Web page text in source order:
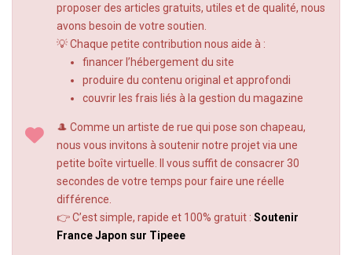
proposer des articles gratuits, utiles et de qualité, nous
avons besoin de votre soutien.
💡 Chaque petite contribution nous aide à :
financer l’hébergement du site
produire du contenu original et approfondi
couvrir les frais liés à la gestion du magazine
🎩 Comme un artiste de rue qui pose son chapeau,
nous vous invitons à soutenir notre projet via une
petite boîte virtuelle. Il vous suffit de consacrer 30
secondes de votre temps pour faire une réelle
différence.
👉 C’est simple, rapide et 100% gratuit : Soutenir
France Japon sur Tipeee